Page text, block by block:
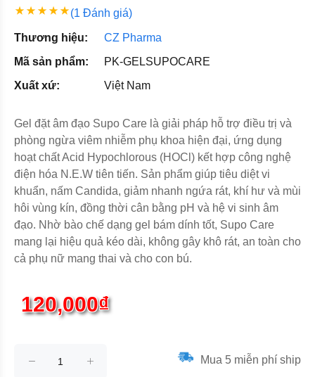
(1 Đánh giá)
Thương hiệu:
CZ Pharma
Mã sản phẩm:
PK-GELSUPOCARE
Xuất xứ:
Việt Nam
Gel đặt âm đạo Supo Care là giải pháp hỗ trợ điều trị và
phòng ngừa viêm nhiễm phụ khoa hiện đại, ứng dụng
hoạt chất Acid Hypochlorous (HOCl) kết hợp công nghệ
điện hóa N.E.W tiên tiến. Sản phẩm giúp tiêu diệt vi
khuẩn, nấm Candida, giảm nhanh ngứa rát, khí hư và mùi
hôi vùng kín, đồng thời cân bằng pH và hệ vi sinh âm
đạo. Nhờ bào chế dạng gel bám dính tốt, Supo Care
mang lại hiệu quả kéo dài, không gây khô rát, an toàn cho
cả phụ nữ mang thai và cho con bú.
120,000₫
Mua 5 miễn phí ship